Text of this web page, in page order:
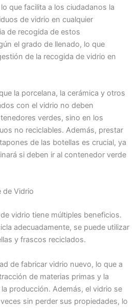
que facilita a los ciudadanos la
de vidrio en cualquier
de recogida de estos
el grado de llenado, lo que
de la recogida de vidrio en
la porcelana, la cerámica y otros
con el vidrio no deben
verdes, sino en los
no reciclables. Además, prestar
de las botellas es crucial, ya
si deben ir al contenedor verde
de Vidrio
vidrio tiene múltiples beneficios.
adecuadamente, se puede utilizar
y frascos reciclados.
de fabricar vidrio nuevo, lo que a
de materias primas y la
producción. Además, el vidrio se
sin perder sus propiedades, lo